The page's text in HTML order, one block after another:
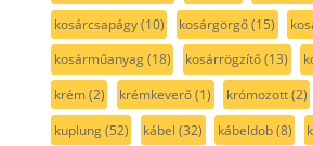
kosárcsapágy(10) kosárgörgő(15)
kosárműanyag(18) kosárrögzítő(13)
krém(2) krémkeverő(1) krómozott(2)
kuplung(52) kábel (32) kábeldob(8)